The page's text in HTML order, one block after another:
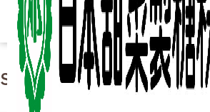
SDGsの取り組み - 社会貢献